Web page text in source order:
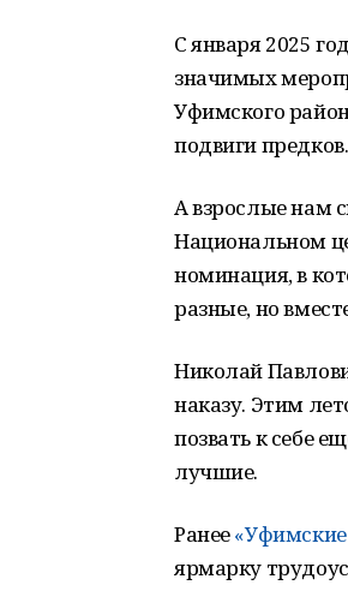
С января 2025
значимых
Уфимского
подвиги предков.
А взрослые нам
Национальном
номинация, в
разные, но
Николай
наказу. Этим
позвать к себе
лучшие.
Ранее
ярмарку